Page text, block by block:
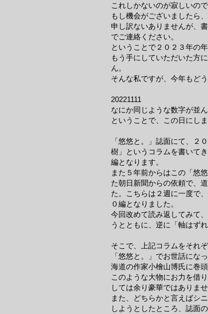
これしかないのが寂しいの
もし機会がございましたら
申し訳ないありませんが、
でご連絡ください。
ということで２０２３年の
もう手にしていただいた方
ん。
そんな私ですが、今年もど
20221111
なにか同じような数字が並
ということで、この日にし
「悠悠と。」誌面にて、２
樹」というコラムを書いて
編となります。
また５年前からはこの「悠
た朝日新聞からの依頼で、
た。こちらは２週に一度で
０編となりました。
今回改めて読み返してみて
うとともに、逆に「軸はず
そこで、上記コラムをそれ
「悠悠と。」でお世話にな
海道の作家小檜山博氏に巻
このような大物にお力を借
しては余り豪華ではありませ
また、どちらかと言えばシ
しようとしたところ、誌面